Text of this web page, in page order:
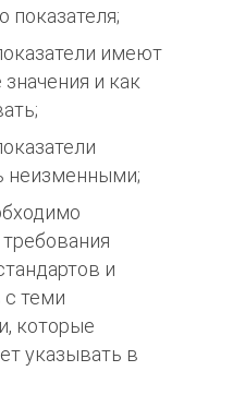
показателя;
имеют
и как
неизменными;
и
с теми
которые
указывать в